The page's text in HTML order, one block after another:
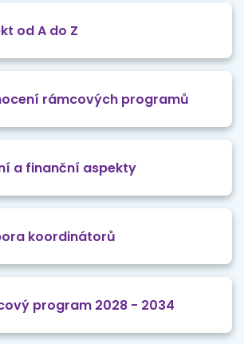
od A do Z
rámcových programů
a finanční aspekty
koordinátorů
program 2028 - 2034